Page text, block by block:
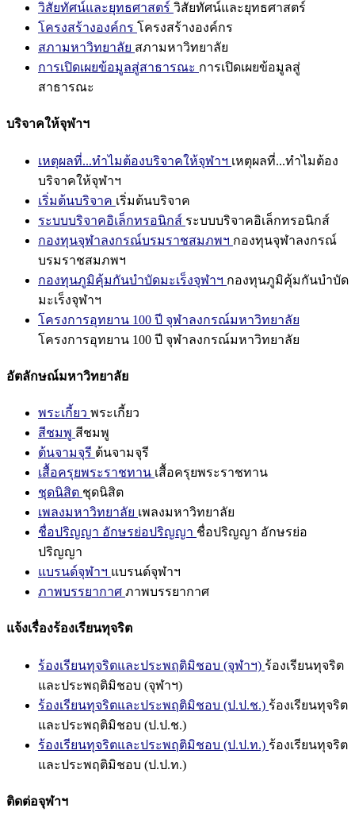
วิสัยทัศน์และยุทธศาสตร์ วิสัยทัศน์และยุทธศาสตร์
โครงสร้างองค์กร โครงสร้างองค์กร
สภามหาวิทยาลัย สภามหาวิทยาลัย
การเปิดเผยข้อมูลสู่สาธารณะ การเปิดเผยข้อมูลสู่
สาธารณะ
บริจาคให้จุฬาฯ
เหตุผลที่...ทำไมต้องบริจาคให้จุฬาฯ เหตุผลที่...ทำไมต้อง
บริจาคให้จุฬาฯ
เริ่มต้นบริจาค เริ่มต้นบริจาค
ระบบบริจาคอิเล็กทรอนิกส์ ระบบบริจาคอิเล็กทรอนิกส์
กองทุนจุฬาลงกรณ์บรมราชสมภพฯ กองทุนจุฬาลงกรณ์
บรมราชสมภพฯ
กองทุนภูมิคุ้มกันบำบัดมะเร็งจุฬาฯ กองทุนภูมิคุ้มกันบำบัด
มะเร็งจุฬาฯ
โครงการอุทยาน 100 ปี จุฬาลงกรณ์มหาวิทยาลัย
โครงการอุทยาน 100 ปี จุฬาลงกรณ์มหาวิทยาลัย
อัตลักษณ์มหาวิทยาลัย
พระเกี้ยว พระเกี้ยว
สีชมพู สีชมพู
ต้นจามจุรี ต้นจามจุรี
เสื้อครุยพระราชทาน เสื้อครุยพระราชทาน
ชุดนิสิต ชุดนิสิต
เพลงมหาวิทยาลัย เพลงมหาวิทยาลัย
ชื่อปริญญา อักษรย่อปริญญา ชื่อปริญญา อักษรย่อ
ปริญญา
แบรนด์จุฬาฯ แบรนด์จุฬาฯ
ภาพบรรยากาศ ภาพบรรยากาศ
แจ้งเรื่องร้องเรียนทุจริต
ร้องเรียนทุจริตและประพฤติมิชอบ (จุฬาฯ) ร้องเรียนทุจริต
และประพฤติมิชอบ (จุฬาฯ)
ร้องเรียนทุจริตและประพฤติมิชอบ (ป.ป.ช.) ร้องเรียนทุจริต
และประพฤติมิชอบ (ป.ป.ช.)
ร้องเรียนทุจริตและประพฤติมิชอบ (ป.ป.ท.) ร้องเรียนทุจริต
และประพฤติมิชอบ (ป.ป.ท.)
ติดต่อจุฬาฯ